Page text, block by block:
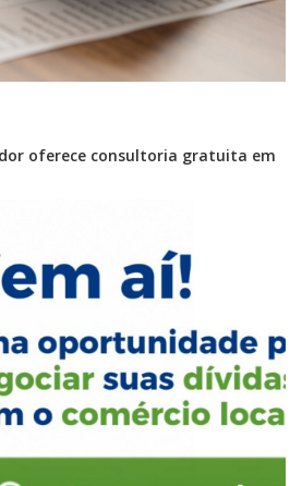
oferece consultoria gratuita em